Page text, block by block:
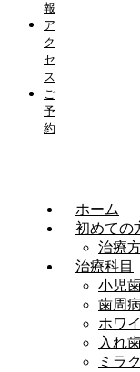
報
ア
ク
セ
ス
ご
予
約
ホーム
初めての
治療
治療科目
小児
歯周
ホワ
入れ
ミラ